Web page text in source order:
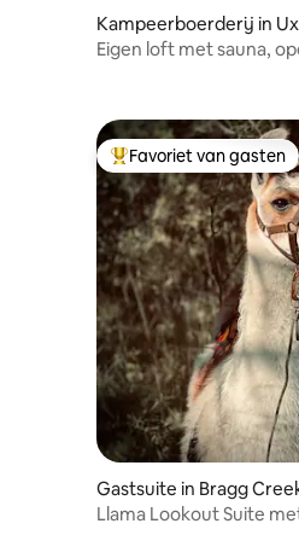
Kampeerboerderij in
ge
Eigen loft met sauna,
Topfavoriet van gasten
Favoriet van gasten
Gastsuite in Bragg
Llama Lookout Suite